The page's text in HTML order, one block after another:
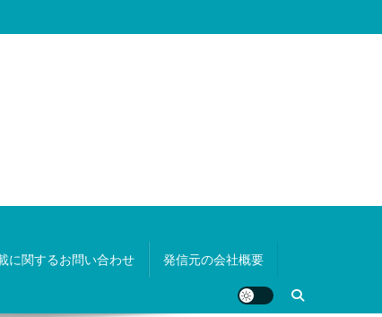
に関するお問い合わせ 発信元の会社概要